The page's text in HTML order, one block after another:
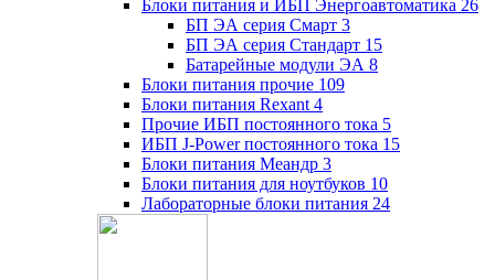
Блоки питания и ИБП Энергоавтоматика 26
БП ЭА серия Смарт 3
БП ЭА серия Стандарт 15
Батарейные модули ЭА 8
Блоки питания прочие 109
Блоки питания Rexant 4
Прочие ИБП постоянного тока 5
ИБП J-Power постоянного тока 15
Блоки питания Меандр 3
Блоки питания для ноутбуков 10
Лабораторные блоки питания 24